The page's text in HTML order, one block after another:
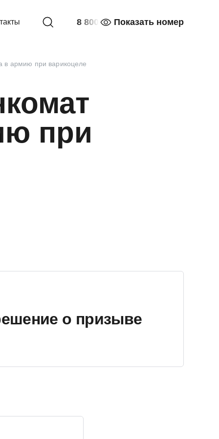
8 800 Показать номер
в армию при варикоцеле
при
о призыве